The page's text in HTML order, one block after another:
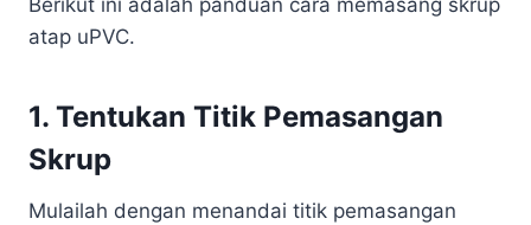
Berikut ini adalah panduan cara memasang skrup
atap uPVC.
1. Tentukan Titik Pemasangan
Skrup
Mulailah dengan menandai titik pemasangan